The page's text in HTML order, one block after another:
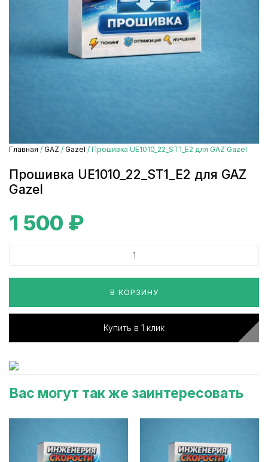
Главная / GAZ / Gazel / Прошивка UE1010_22_ST1_E2 для GAZ Gazel
Прошивка UE1010_22_ST1_E2 для GAZ
Gazel
1 500 ₽
В КОРЗИНУ
Купить в 1 клик
Вас могут так же заинтересовать